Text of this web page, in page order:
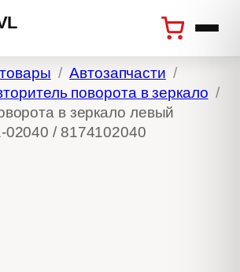
Автозапчасти
поворота в зеркало
в зеркало левый
02040 / 8174102040